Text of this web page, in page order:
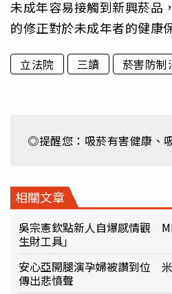
未成年容易接觸到新興菸品
的修正對於未成年者的健康
立法院 三讀 菸害防制
◎提醒您：吸菸有害健康、
相關文章
吳宗憲欽點新人自爆感情觀
生財工具」
安心亞開腿演孕婦被讚到位
傳出悲憤聲